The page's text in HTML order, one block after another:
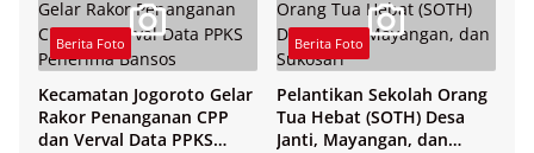
Berita Foto
Kecamatan Jogoroto Gelar
Rakor Penanganan CPP
dan Verval Data PPKS
Berita Foto
Pelantikan Sekolah Orang
Tua Hebat (SOTH) Desa
Janti, Mayangan, dan